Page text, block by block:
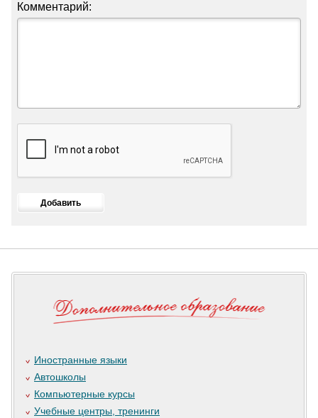
Комментарий:
Иностранные языки
Автошколы
Компьютерные курсы
Учебные центры, тренинги